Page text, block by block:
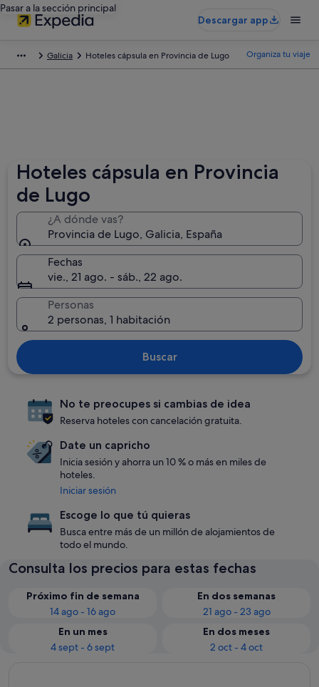
Pasar a la sección principal
Descargar app
Galicia Hoteles cápsula en Provincia de Lugo Organiza tu viaje
Hoteles cápsula en Provincia
de Lugo
¿A dónde vas?
Provincia de Lugo, Galicia, España
Fechas
vie., 21 ago. - sáb., 22 ago.
Personas
2 personas, 1 habitación
Buscar
No te preocupes si cambias de idea
Reserva hoteles con cancelación gratuita.
Date un capricho
Inicia sesión y ahorra un 10 % o más en miles de
hoteles.
Iniciar sesión
Escoge lo que tú quieras
Busca entre más de un millón de alojamientos de
todo el mundo.
Consulta los precios para estas fechas
Próximo fin de semana
14 ago - 16 ago
En dos semanas
21 ago - 23 ago
En un mes
4 sept - 6 sept
En dos meses
2 oct - 4 oct